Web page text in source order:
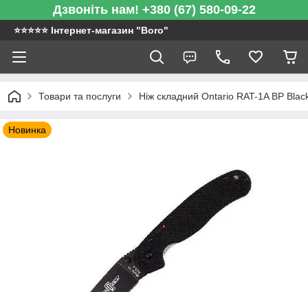
Дзвоніть нам! +380 (67) 580-09-22
⭐️⭐️⭐️⭐️⭐️ Інтернет-магазин "Boro"
Товари та послуги Ніж складний Ontario RAT-1A BP
Новинка